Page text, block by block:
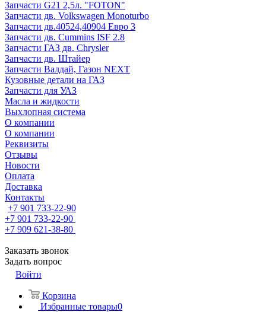
Запчасти G21 2,5л. "FOTON"
Запчасти дв. Volkswagen Monoturbo
Запчасти дв.40524,40904 Евро 3
Запчасти дв. Cummins ISF 2.8
Запчасти ГАЗ дв. Chrysler
Запчасти дв. Штайер
Запчасти Валдай, Газон NEXT
Кузовные детали на ГАЗ
Запчасти для УАЗ
Масла и жидкости
Выхлопная система
О компании
О компании
Реквизиты
Отзывы
Новости
Оплата
Доставка
Контакты
+7 901 733-22-90
+7 901 733-22-90
+7 909 621-38-80
Заказать звонок
Задать вопрос
Войти
Корзина
Избранные товары0